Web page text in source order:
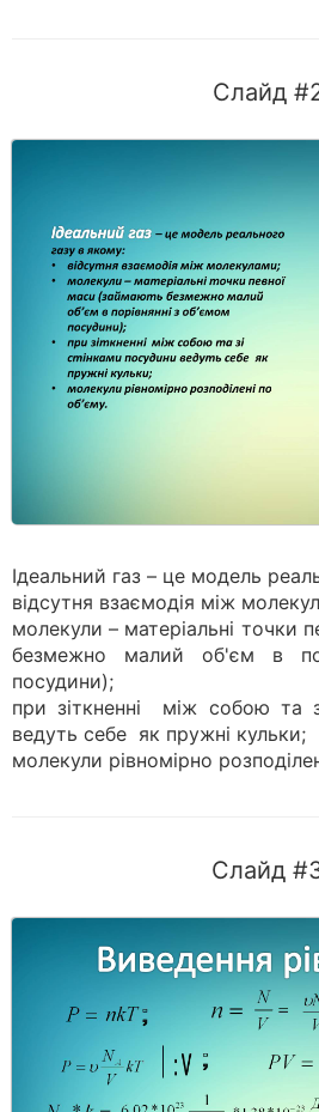
Слайд
Ідеальний газ – це модель
відсутня взаємодія між
молекули – матеріальні точки
безмежно малий об'єм в
посудини);
при зіткненні між собою та
ведуть себе як пружні кульки;
молекули рівномірно
Слайд